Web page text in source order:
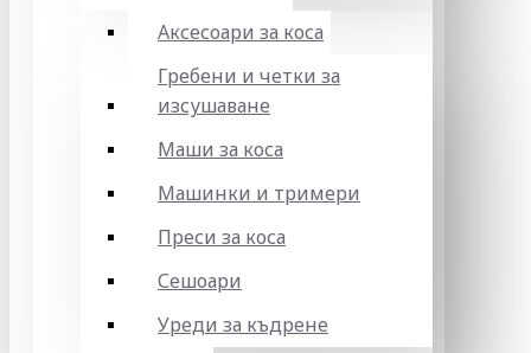
Аксесоари за коса
Гребени и четки за
изсушаване
Маши за коса
Машинки и тримери
Преси за коса
Сешоари
Уреди за къдрене